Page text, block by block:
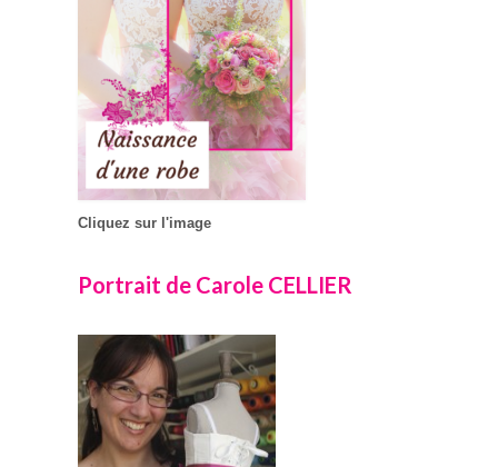
Cliquez sur l'image
Portrait de Carole CELLIER